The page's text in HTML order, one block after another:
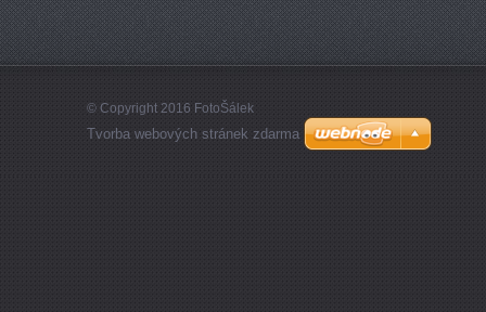
© Copyright 2016 FotoŠálek
Tvorba webových stránek zdarma